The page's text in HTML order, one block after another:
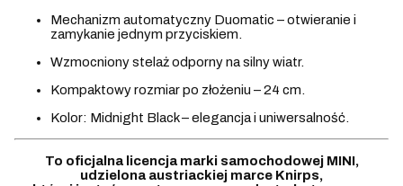
Mechanizm automatyczny Duomatic – otwieranie i
zamykanie jednym przyciskiem.
Wzmocniony stelaż odporny na silny wiatr.
Kompaktowy rozmiar po złożeniu – 24 cm.
Kolor: Midnight Black – elegancja i uniwersalność.
To oficjalna licencja marki samochodowej MINI,
udzielona austriackiej marce Knirps,